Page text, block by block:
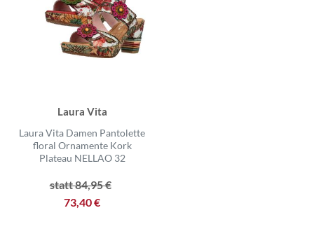
Laura Vita
Laura Vita Damen Pantolette
floral Ornamente Kork
Plateau NELLAO 32
statt 84,95 €
73,40 €